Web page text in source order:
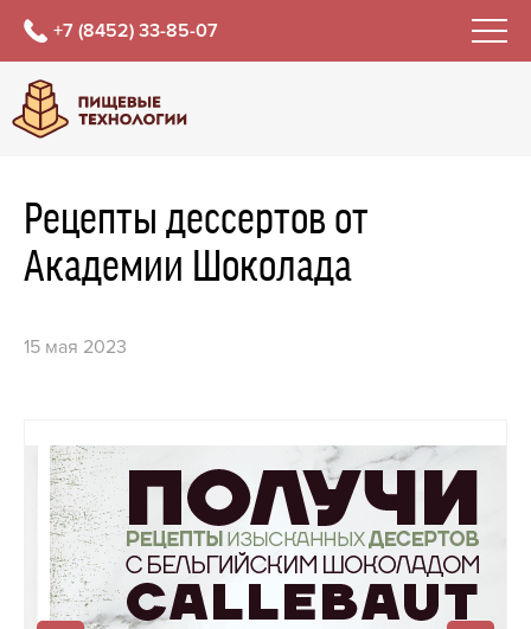
+7 (8452) 33-85-07
Рецепты дессертов от
Академии Шоколада
15 мая 2023